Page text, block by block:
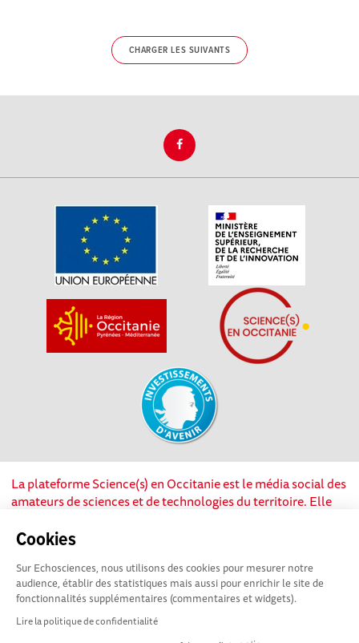
Cookies
Sur Echosciences, nous utilisons des cookies pour mesurer notre
audience, établir des statistiques mais aussi pour enrichir le site de
fonctionnalités supplémentaires (commentaires et widgets).
Lire la politique de confidentialité
CHARGER LES SUIVANTS
La plateforme Science(s) en Occitanie est le média social des
amateurs de sciences et de technologies du territoire. Elle
soutien de nombreux acteurs locaux. Ce projet est cofinancé
l’Union européenne via les fonds européen de
développement régional. Science(s) en Occitanie est une
plateforme Echosciences by Amcsti.